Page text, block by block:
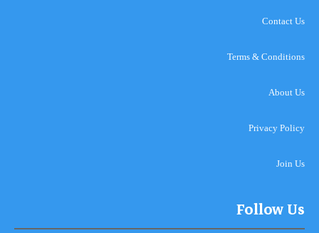
Contact Us
Terms & Conditions
About Us
Privacy Policy
Join Us
Follow Us